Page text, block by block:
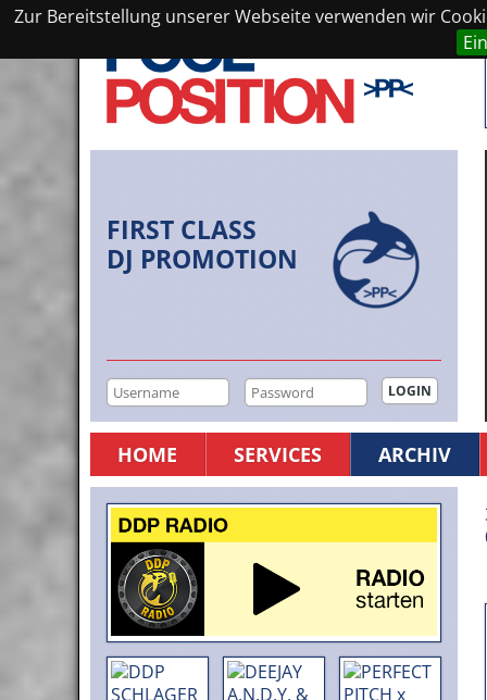
Zur Bereitstellung unserer Webseite verwenden wir
FIRST CLASS
DJ PROMOTION
HOME SERVICES ARCHIV